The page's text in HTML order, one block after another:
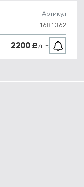
Артикул
1681362
2200 руб./шт.